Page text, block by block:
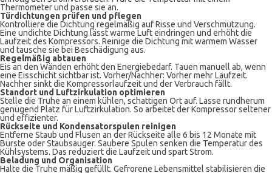
Thermometer und passe sie an.
Türdichtungen prüfen und pflegen
Kontrolliere die Dichtung regelmäßig auf Risse und Verschmutzung.
Eine undichte Dichtung lässt warme Luft eindringen und erhöht die
Laufzeit des Kompressors. Reinige die Dichtung mit warmem Wasser
und tausche sie bei Beschädigung aus.
Regelmäßig abtauen
Eis an den Wänden erhöht den Energiebedarf. Tauen manuell ab, wenn
eine Eisschicht sichtbar ist. Vorher/Nachher: Vorher mehr Laufzeit.
Nachher sinkt die Kompressorlaufzeit und der Verbrauch fällt.
Standort und Luftzirkulation optimieren
Stelle die Truhe an einem kühlen, schattigen Ort auf. Lasse rundherum
genügend Platz für Luftzirkulation. So arbeitet der Kompressor seltener
und effizienter.
Rückseite und Kondensatorspulen reinigen
Entferne Staub und Flusen an der Rückseite alle 6 bis 12 Monate mit
Bürste oder Staubsauger. Saubere Spulen senken die Temperatur des
Kühlsystems. Das reduziert die Laufzeit und spart Strom.
Beladung und Organisation
Halte die Truhe mäßig gefüllt. Gefrorene Lebensmittel stabilisieren die